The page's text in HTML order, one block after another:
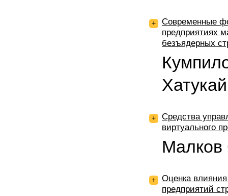
+
Современные
предприятиях
безъядерных
+
Средства
виртуального
Малков
+
Оценка
предприятий